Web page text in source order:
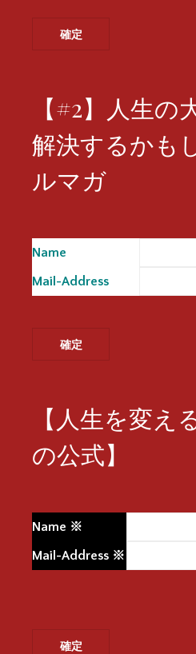
【#2】人生
解決するかも
ルマガ
Name
Mail-Address
【人生を変え
の公式】
Name ※
Mail-Address ※